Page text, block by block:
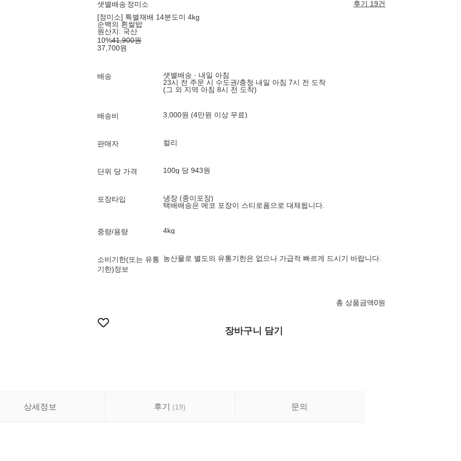
샛별배송 정미소
후기 19건
[정미소] 특별재배 14분도미 4kg
순백의 흰쌀밥
원산지: 국산
10%41,900원
37,700원
배송
샛별배송 · 내일 아침
23시 전 주문 시 수도권/충청 내일 아침 7시 전 도착
(그 외 지역 아침 8시 전 도착)
배송비 3,000원 (4만원 이상 무료)
판매자 컬리
단위 당 가격 100g 당 943원
포장타입
냉장 (종이포장)
택배배송은 에코 포장이 스티로폼으로 대체됩니다.
중량/용량 4kg
소비기한(또는 유통
기한)정보
농산물로 별도의 유통기한은 없으나 가급적 빠르게 드시기 바랍니다.
총 상품금액0원
장바구니 담기
상세정보 후기 (19) 문의